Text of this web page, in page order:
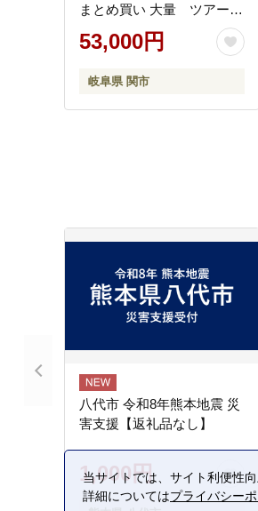
まとめ買い 大量 ツアービ
53,000円
岐阜県 関市
八代市 令和8年熊本地震 災
害支援【返礼品なし】
1,000円
当サイトでは、サイト利便性
詳細についてはプライバシー